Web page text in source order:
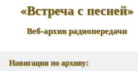
«Встреча с песней»
Веб-архив радиопередачи
Навигация по архиву: